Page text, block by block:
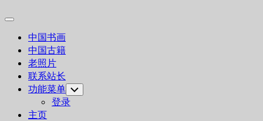
Expand
中国书画
中国古籍
老照片
联系站长
功能菜单 Toggle
Child
Menu
登录
主页